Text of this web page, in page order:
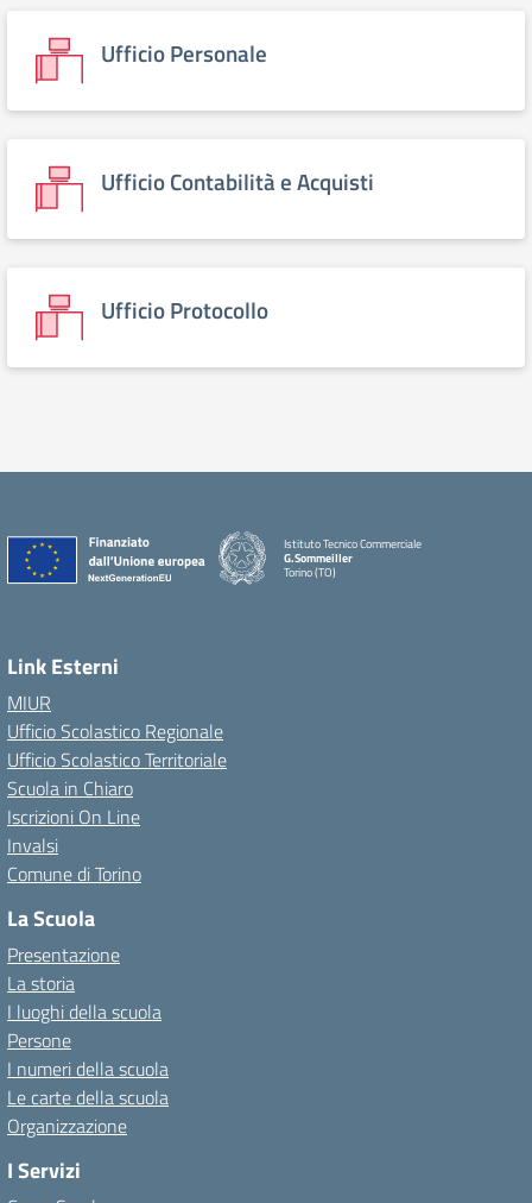
Ufficio Personale
Ufficio Contabilità e Acquisti
Ufficio Protocollo
Istituto Tecnico Commerciale
G.Sommeiller
Torino (TO)
Link Esterni
MIUR
Ufficio Scolastico Regionale
Ufficio Scolastico Territoriale
Scuola in Chiaro
Iscrizioni On Line
Invalsi
Comune di Torino
La Scuola
Presentazione
La storia
I luoghi della scuola
Persone
I numeri della scuola
Le carte della scuola
Organizzazione
I Servizi